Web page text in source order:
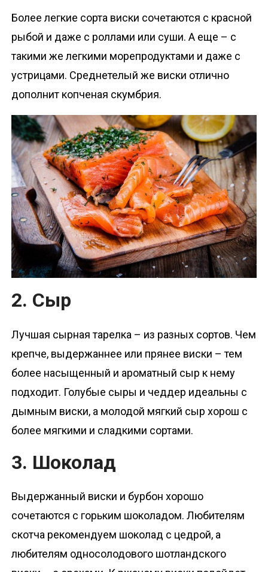
Более легкие сорта виски сочетаются с красной
рыбой и даже с роллами или суши. А еще – с
такими же легкими морепродуктами и даже с
устрицами. Среднетелый же виски отлично
дополнит копченая скумбрия.
2. Сыр
Лучшая сырная тарелка – из разных сортов. Чем
крепче, выдержаннее или прянее виски – тем
более насыщенный и ароматный сыр к нему
подходит. Голубые сыры и чеддер идеальны с
дымным виски, а молодой мягкий сыр хорош с
более мягкими и сладкими сортами.
3. Шоколад
Выдержанный виски и бурбон хорошо
сочетаются с горьким шоколадом. Любителям
скотча рекомендуем шоколад с цедрой, а
любителям односолодового шотландского